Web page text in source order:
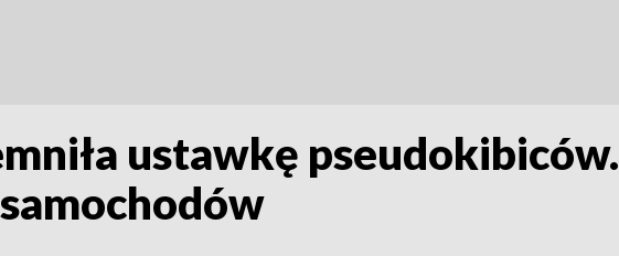
ustawkę